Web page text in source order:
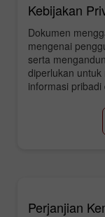
Kebijakan
Dokumen
mengenai
serta
diperlukan
informasi
Perjanjian